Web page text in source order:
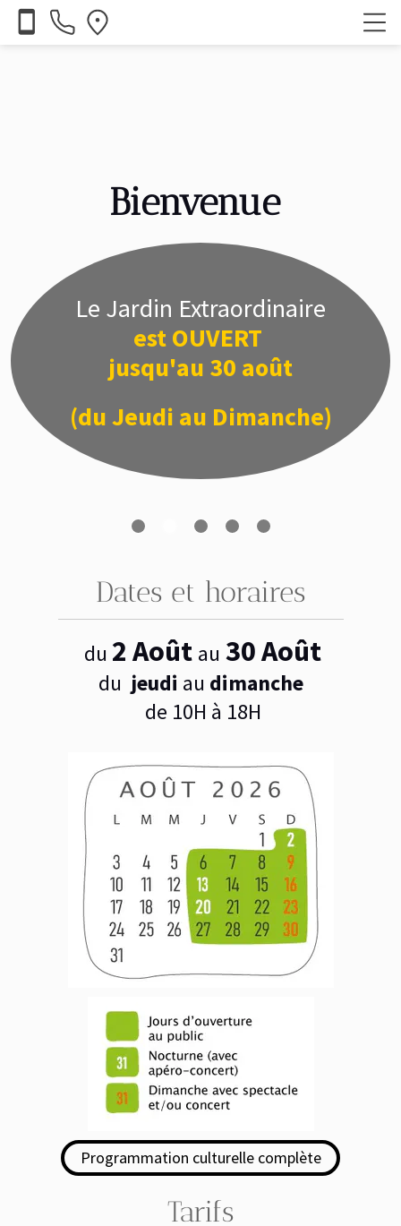
Bienvenue
Le Jardin Extraordinaire
est OUVERT
jusqu'au 30 août
(du Jeudi au Dimanche)
Dates et horaires
du 2 Août au 30 Août
du jeudi au dimanche
de 10H à 18H
Programmation culturelle complète
Tarifs
smartphone